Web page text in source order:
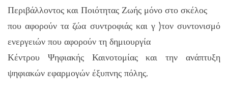
Περιβάλλοντος και Ποιότητας Ζωής μόνο στο σκέλος
που αφορούν τα ζώα συντροφιάς και γ )τον συντονισμό
ενεργειών που αφορούν τη δημιουργία
Κέντρου Ψηφιακής Καινοτομίας και την ανάπτυξη
ψηφιακών εφαρμογών έξυπνης πόλης.